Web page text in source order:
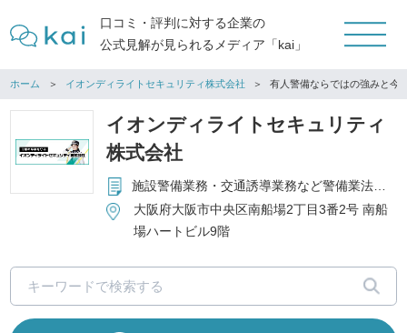
口コミ・評判に対する企業の
公式見解が見られるメディア「kai」
ホーム イオンディライトセキュリティ株式会社 有人警備ならではの強みと今
イオンディライトセキュリティ
株式会社
施設警備業務・交通誘導業務など警備業法で定義される警備業全般 等
大阪府大阪市中央区南船場2丁目3番2号 南船
場ハートビル9階